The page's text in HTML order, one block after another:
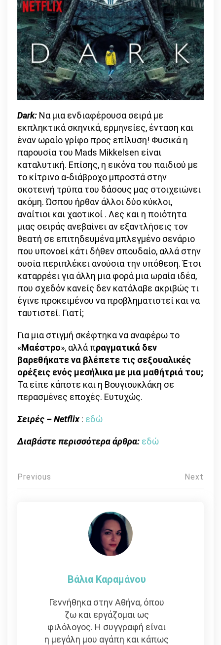
Dark: Να μια ενδιαφέρουσα σειρά με
εκπληκτικά σκηνικά, ερμηνείες, ένταση και
έναν ωραίο γρίφο προς επίλυση! Φυσικά η
παρουσία του Mads Mikkelsen είναι
καταλυτική. Επίσης, η εικόνα του παιδιού με
το κίτρινο α-διάβροχο μπροστά στην
σκοτεινή τρύπα του δάσους μας στοιχειώνει
ακόμη. Ώσπου ήρθαν άλλοι δύο κύκλοι,
αναίτιοι και χαοτικοί . Λες και η ποιότητα
μιας σειράς ανεβαίνει αν εξαντλήσεις τον
θεατή σε επιτηδευμένα μπλεγμένο σενάριο
που υπονοεί κάτι δήθεν σπουδαίο, αλλά στην
ουσία περιπλέκει ανούσια την υπόθεση. Έτσι
καταρρέει για άλλη μια φορά μια ωραία ιδέα,
που σχεδόν κανείς δεν κατάλαβε ακριβώς τι
έγινε προκειμένου να προβληματιστεί και να
ταυτιστεί. Γιατί;
Για μια στιγμή σκέφτηκα να αναφέρω το
«Μαέστρο», αλλά πραγματικά δεν
βαρεθήκατε να βλέπετε τις σεξουαλικές
ορέξεις ενός μεσήλικα με μια μαθήτριά του;
Τα είπε κάποτε και η Βουγιουκλάκη σε
περασμένες εποχές. Ευτυχώς.
Σειρές – Netflix: εδώ
Διαβάστε περισσότερα άρθρα: εδώ
Πλοήγηση
Previous Next
Βάλια Καραμάνου
Γεννήθηκα στην Αθήνα, όπου
ζω και εργάζομαι ως
φιλόλογος. Η συγγραφή είναι
η μεγάλη μου αγάπη και κάπως